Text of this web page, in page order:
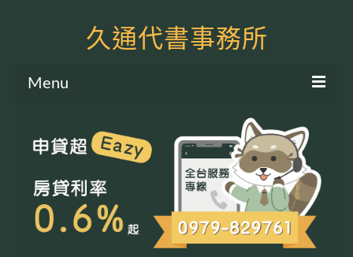
久通代書事務所
Menu
土地二胎申貸
房屋二胎申貸
軍公教貸款